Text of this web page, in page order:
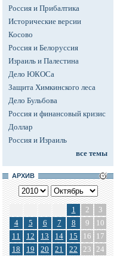
Россия и Прибалтика
Исторические версии
Косово
Россия и Белоруссия
Израиль и Палестина
Дело ЮКОСа
Защита Химкинского леса
Дело Бульбова
Россия и финансовый кризис
Доллар
Россия и Израиль
все темы
АРХИВ
1 2
3
4
5 6 7 8 9
10
11
12 13 14 15 16
17
18
19 20 21 22 23 24